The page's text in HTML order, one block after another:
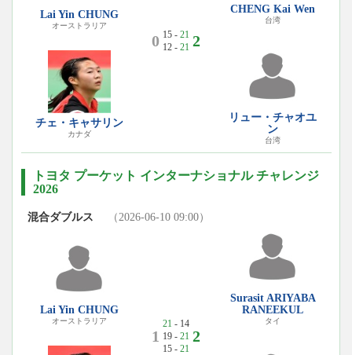
Lai Yin CHUNG
オーストラリア
チェ・キャサリン
カナダ
0 15 - 21
12 - 21 2
CHENG Kai Wen
台湾
リュー・チャオユ
ン
台湾
トヨタ プーケット インターナショナル チャレンジ
2026
混合ダブルス （2026-06-10 09:00）
Lai Yin CHUNG
オーストラリア
1
21 - 14
19 - 21
15 - 21
2
Surasit ARIYABA
RANEEKUL
タイ